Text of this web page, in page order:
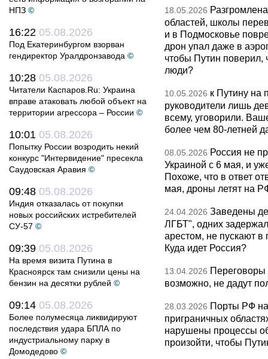
НПЗ ©
16:22 05.08.2026
Под Екатеринбургом взорван
гендиректор Уралдронзавода ©
10:28 05.08.2026
Читатели Каспаров.Ru: Украина
вправе атаковать любой объект на
территории агрессора – России ©
10:01 05.08.2026
Попытку России возродить некий
конкурс "Интервидение" пресекла
Саудовская Аравия ©
09:48 05.08.2026
Индия отказалась от покупки
новых российских истребителей
СУ-57 ©
09:39 05.08.2026
На время визита Путина в
Красноярск там снизили цены на
бензин на десятки рублей ©
09:14 05.08.2026
Более полумесяца ликвидируют
последствия удара БПЛА по
индустриальному парку в
Домодедово ©
18.05.2026
областей, школы
и в Подмосковье
дрон упал даже в
чтобы Путин поверил,
люди?
10.05.2026 к Путину на
руководители лишь
всему, уговорили.
более чем 80-летней
08.05.2026 Россия не
Украиной с 6 мая, и
Похоже, что в ответ
мая, дроны летят на
24.04.2026 Заведены
ЛГБТ", одних
арестом, не пускают
Куда идет Россия?
13.04.2026
возможно, не дадут
28.03.2026 Порты РФ
приграничных
нарушены процессы
произойти, чтобы